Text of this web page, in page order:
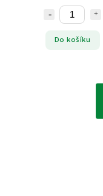
Do košíku